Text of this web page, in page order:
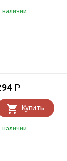
наличии
Р
Купить
наличии